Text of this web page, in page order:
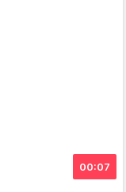
00:07